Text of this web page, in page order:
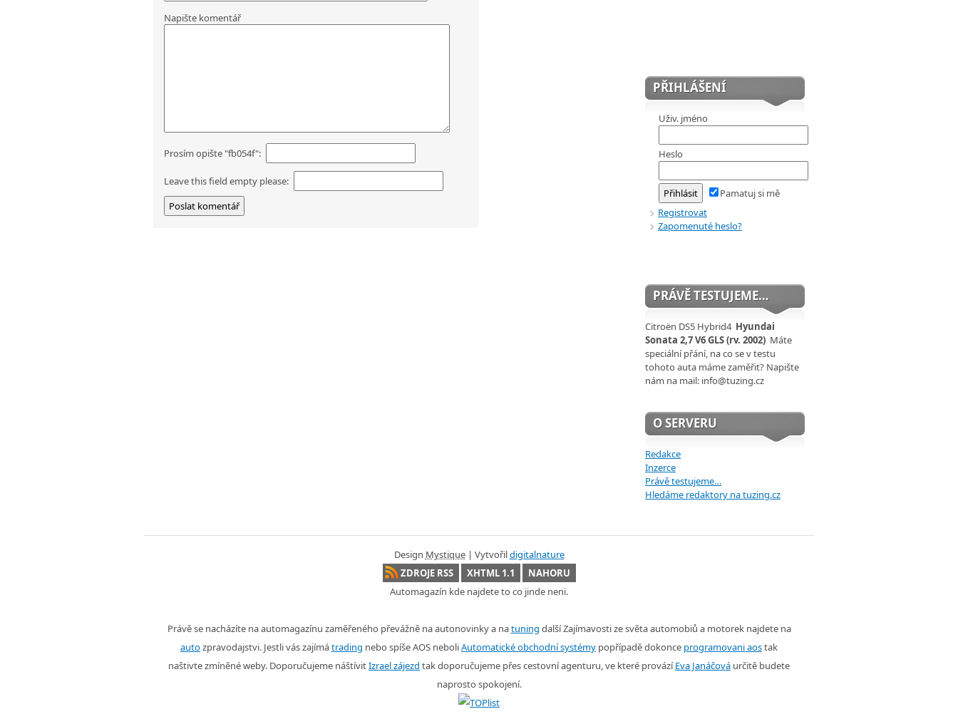
Napište komentář
Prosím opište "fb054f":
Leave this field empty please:
PŘIHLÁŠENÍ
Uživ. jméno
Heslo
Pamatuj si mě
Registrovat
Zapomenuté heslo?
PRÁVĚ TESTUJEME…
Citroën DS5 Hybrid4 Hyundai
Sonata 2,7 V6 GLS (rv. 2002) Máte
speciální přání, na co se v testu
tohoto auta máme zaměřit? Napište
nám na mail: info@tuzing.cz
O SERVERU
Redakce
Inzerce
Právě testujeme…
Hledáme redaktory na tuzing.cz
Design Mystique| Vytvořildigitalnature
ZDROJE RSS
XHTML 1.1
NAHORU
Automagazín kde najdete to co jinde neni.
Právě se nacházíte na automagazínu zaměřeného převážně na autonovinky a natuning další Zajímavosti ze světa automobiů a motorek najdete na
autozpravodajstvi. Jestli vás zajímátrading nebo spíše AOS neboliAutomatické obchodní systémy popřípadě dokonce programovani aostak
naštivte zmíněné weby. Doporučujeme náštívitIzrael zájezd tak doporučujeme přes cestovní agenturu, ve které provázíEva Janáčová určitě budete
naprosto spokojení.